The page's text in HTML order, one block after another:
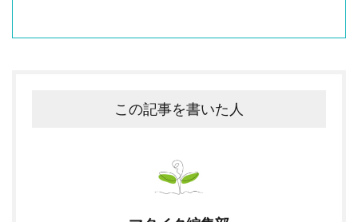
この記事を書いた人